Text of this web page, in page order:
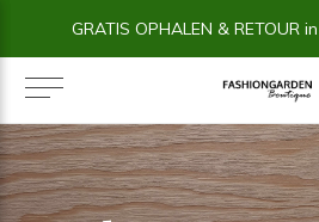
GRATIS OPHALEN & RETOUR